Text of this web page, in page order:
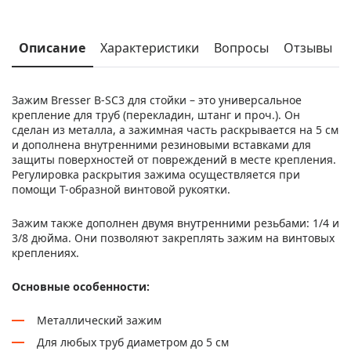
Описание Характеристики Вопросы Отзывы
Зажим Bresser B-SC3 для стойки – это универсальное
крепление для труб (перекладин, штанг и проч.). Он
сделан из металла, а зажимная часть раскрывается на 5 см
и дополнена внутренними резиновыми вставками для
защиты поверхностей от повреждений в месте крепления.
Регулировка раскрытия зажима осуществляется при
помощи Т-образной винтовой рукоятки.
Зажим также дополнен двумя внутренними резьбами: 1/4 и
3/8 дюйма. Они позволяют закреплять зажим на винтовых
креплениях.
Основные особенности:
Металлический зажим
Для любых труб диаметром до 5 см